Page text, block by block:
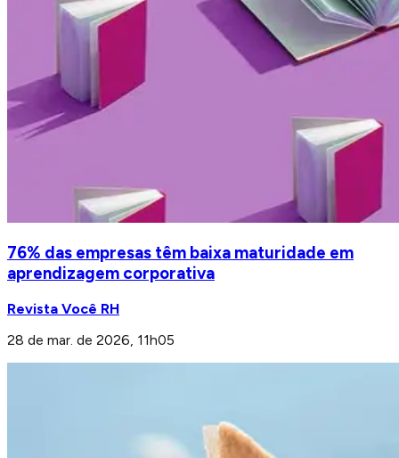
76% das empresas têm baixa maturidade em
aprendizagem corporativa
Revista Você RH
28 de mar. de 2026, 11h05